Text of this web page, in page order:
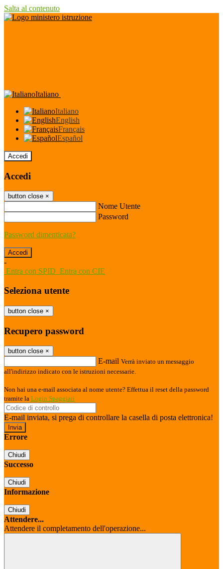
Salta al contenuto
Italiano
Italiano
English
Français
Español
Accedi
Accedi
button close ×
Nome Utente
Password
Password dimenticata?
-
Entra con SPID Entra con CIE
Seleziona utente
button close ×
Recupero password
button close ×
E-mail Verrà inviato un messaggio
all'indirizzo indicato con le istruzioni necessarie.
Non hai una e-mail associata al nome utente? Effettua il reset della password
tramite la Login Spaggiari
E-mail inviata, si prega di controllare la casella di posta elettronica!
Errore
Chiudi
Successo
Chiudi
Informazione
Chiudi
Attendere...
Attendere il completamento dell'operazione...